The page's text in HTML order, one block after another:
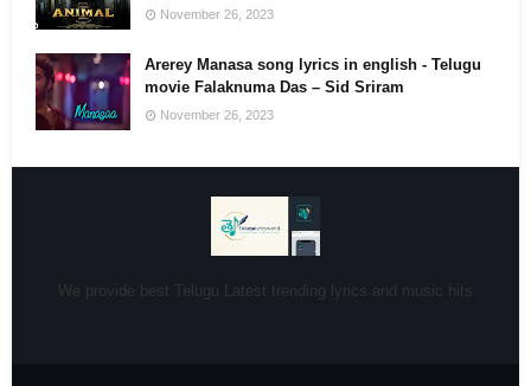
November 26, 2023
Arerey Manasa song lyrics in english - Telugu
movie Falaknuma Das – Sid Sriram
November 26, 2023
We provide best Telugu Latest trending lyrics and music hits